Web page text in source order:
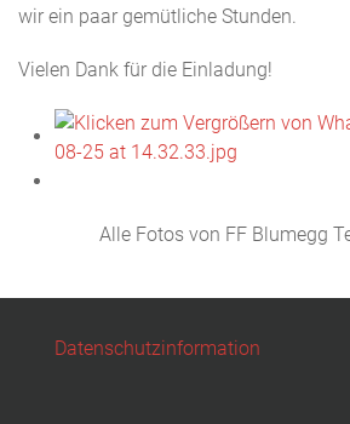
wir ein paar gemütliche Stunden.
Vielen Dank für die Einladung!
Alle Fotos von FF Blumegg
Datenschutzinformation